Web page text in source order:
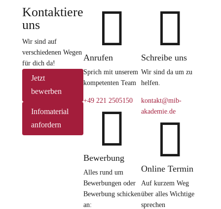
Kontaktiere
uns
Wir sind auf
verschiedenen Wegen
für dich da!
Jetzt
bewerben
Infomaterial
anfordern

Anrufen
Sprich mit unserem
kompetenten Team
+49 221 2505150

Bewerbung
Alles rund um
Bewerbungen oder
Bewerbung schicken
an:

Schreibe uns
Wir sind da um zu
helfen.
kontakt@mib-
akademie.de

Online Termin
Auf kurzem Weg
über alles Wichtige
sprechen